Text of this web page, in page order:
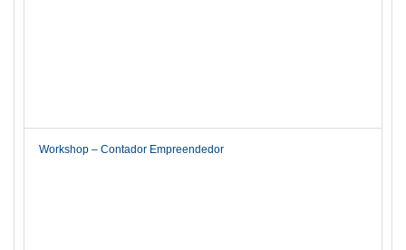
Workshop – Contador Empreendedor